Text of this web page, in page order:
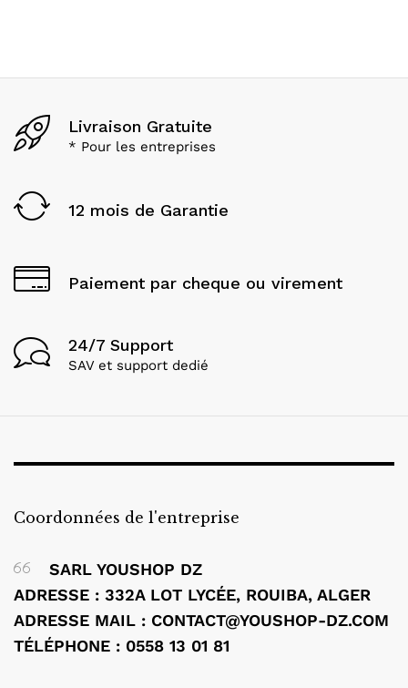
Livraison Gratuite
* Pour les entreprises
12 mois de Garantie
Paiement par cheque ou virement
24/7 Support
SAV et support dedié
Coordonnées de l'entreprise
SARL YOUSHOP DZ
ADRESSE : 332A LOT LYCÉE, ROUIBA, ALGER
ADRESSE MAIL : CONTACT@YOUSHOP-DZ.COM
TÉLÉPHONE : 0558 13 01 81